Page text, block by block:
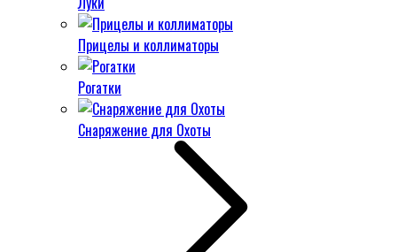
Прицелы и коллиматоры
Рогатки
Снаряжение для Охоты